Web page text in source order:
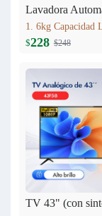
$228 $248